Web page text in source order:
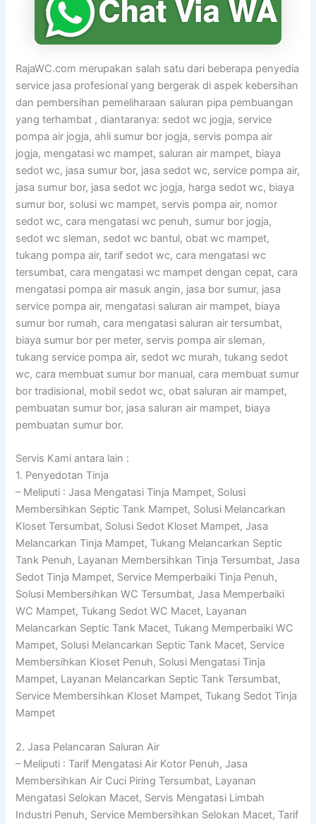
RajaWC.com merupakan salah satu dari beberapa penyedia
service jasa profesional yang bergerak di aspek kebersihan
dan pembersihan pemeliharaan saluran pipa pembuangan
yang terhambat , diantaranya: sedot wc jogja, service
pompa air jogja, ahli sumur bor jogja, servis pompa air
jogja, mengatasi wc mampet, saluran air mampet, biaya
sedot wc, jasa sumur bor, jasa sedot wc, service pompa air,
jasa sumur bor, jasa sedot wc jogja, harga sedot wc, biaya
sumur bor, solusi wc mampet, servis pompa air, nomor
sedot wc, cara mengatasi wc penuh, sumur bor jogja,
sedot wc sleman, sedot wc bantul, obat wc mampet,
tukang pompa air, tarif sedot wc, cara mengatasi wc
tersumbat, cara mengatasi wc mampet dengan cepat, cara
mengatasi pompa air masuk angin, jasa bor sumur, jasa
service pompa air, mengatasi saluran air mampet, biaya
sumur bor rumah, cara mengatasi saluran air tersumbat,
biaya sumur bor per meter, servis pompa air sleman,
tukang service pompa air, sedot wc murah, tukang sedot
wc, cara membuat sumur bor manual, cara membuat sumur
bor tradisional, mobil sedot wc, obat saluran air mampet,
pembuatan sumur bor, jasa saluran air mampet, biaya
pembuatan sumur bor.
Servis Kami antara lain :
1. Penyedotan Tinja
– Meliputi : Jasa Mengatasi Tinja Mampet, Solusi
Membersihkan Septic Tank Mampet, Solusi Melancarkan
Kloset Tersumbat, Solusi Sedot Kloset Mampet, Jasa
Melancarkan Tinja Mampet, Tukang Melancarkan Septic
Tank Penuh, Layanan Membersihkan Tinja Tersumbat, Jasa
Sedot Tinja Mampet, Service Memperbaiki Tinja Penuh,
Solusi Membersihkan WC Tersumbat, Jasa Memperbaiki
WC Mampet, Tukang Sedot WC Macet, Layanan
Melancarkan Septic Tank Macet, Tukang Memperbaiki WC
Mampet, Solusi Melancarkan Septic Tank Macet, Service
Membersihkan Kloset Penuh, Solusi Mengatasi Tinja
Mampet, Layanan Melancarkan Septic Tank Tersumbat,
Service Membersihkan Kloset Mampet, Tukang Sedot Tinja
Mampet
2. Jasa Pelancaran Saluran Air
– Meliputi : Tarif Mengatasi Air Kotor Penuh, Jasa
Membersihkan Air Cuci Piring Tersumbat, Layanan
Mengatasi Selokan Macet, Servis Mengatasi Limbah
Industri Penuh, Service Membersihkan Selokan Macet, Tarif